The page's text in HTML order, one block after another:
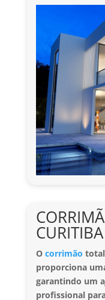
CURITIBA
O corrimão
proporciona
garantindo um
profissional